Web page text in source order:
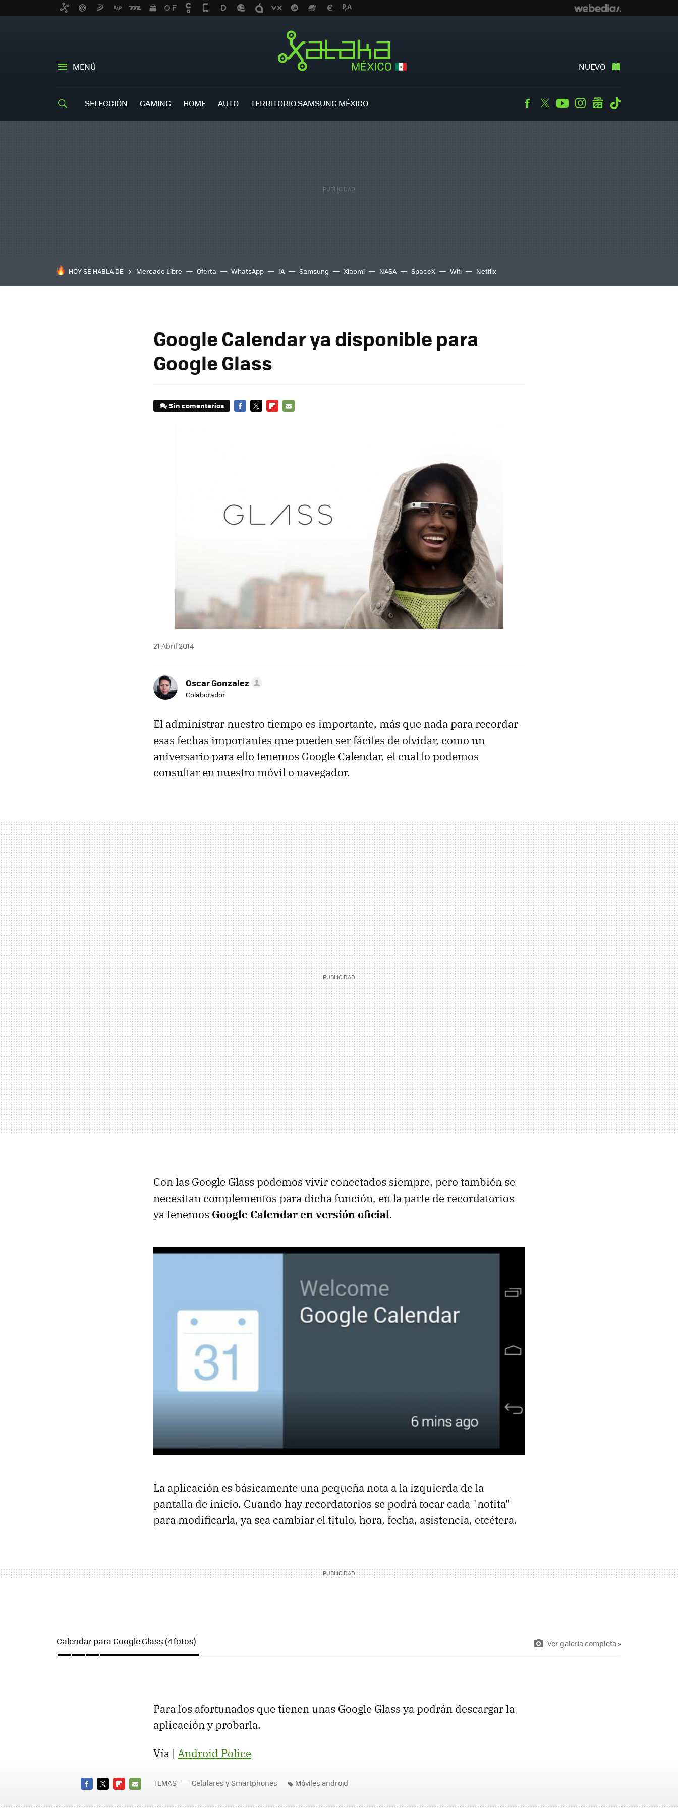
MENÚ NUEVO
SELECCIÓN GAMING HOME AUTO TERRITORIO SAMSUNG MÉXICO Facebook
TwitterYoutubeInstagramgooglenews
HOY SE HABLA DE Mercado Libre Oferta WhatsApp IA Samsung Xiaomi NASA SpaceX Wifi Netflix
Google Calendar ya disponible para
Google Glass
Sin comentarios
21 Abril 2014
Oscar Gonzalez
Colaborador
El administrar nuestro tiempo es importante, más que nada para recordar
esas fechas importantes que pueden ser fáciles de olvidar, como un
aniversario para ello tenemos Google Calendar, el cual lo podemos
consultar en nuestro móvil o navegador.
Con las Google Glass podemos vivir conectados siempre, pero también se
necesitan complementos para dicha función, en la parte de recordatorios
ya tenemos Google Calendar en versión oficial.
La aplicación es básicamente una pequeña nota a la izquierda de la
pantalla de inicio. Cuando hay recordatorios se podrá tocar cada "notita"
para modificarla, ya sea cambiar el titulo, hora, fecha, asistencia, etcétera.
Ver galería completa »
Calendar para Google Glass (4 fotos)
Para los afortunados que tienen unas Google Glass ya podrán descargar la
aplicación y probarla.
Vía | Android Police
TEMAS Celulares y Smartphones Móviles android